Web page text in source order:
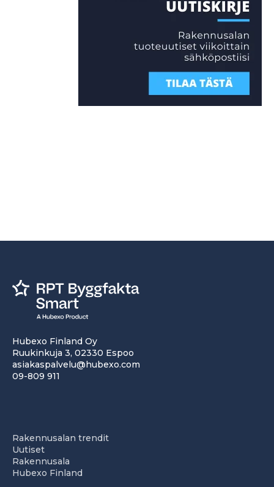
Hubexo Finland Oy
Ruukinkuja 3, 02330 Espoo
asiakaspalvelu@hubexo.com
09-809 911
Rakennusalan trendit
Uutiset
Rakennusala
Hubexo Finland